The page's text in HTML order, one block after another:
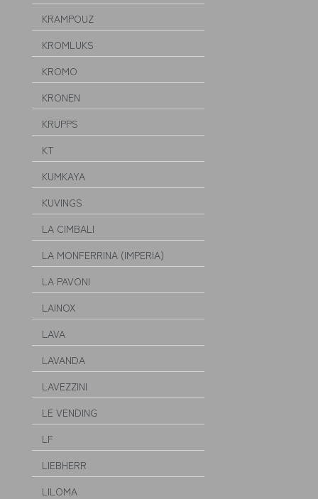
KRAMPOUZ
KROMLUKS
KROMO
KRONEN
KRUPPS
KT
KUMKAYA
KUVINGS
LA CIMBALI
LA MONFERRINA (IMPERIA)
LA PAVONI
LAINOX
LAVA
LAVANDA
LAVEZZINI
LE VENDING
LF
LIEBHERR
LILOMA